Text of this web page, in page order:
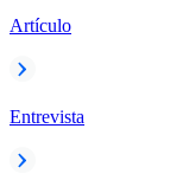
Artículo
Entrevista